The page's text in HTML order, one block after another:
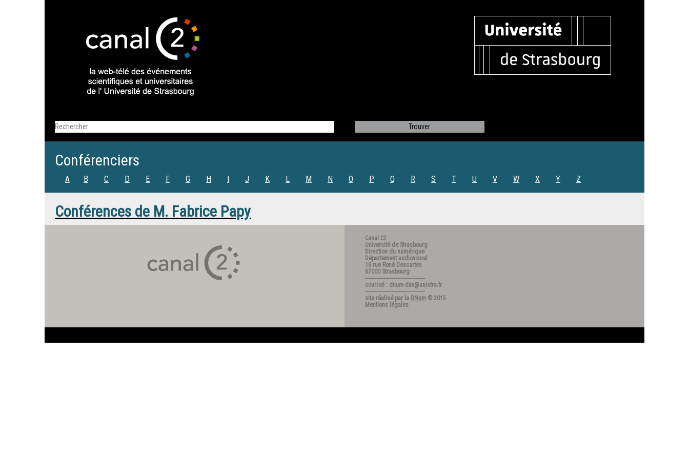
Conférenciers
A B C D E F G H I J K L M N O P Q R S T U V W X Y Z
Conférences de M. Fabrice Papy
Canal C2
Université de Strasbourg
Direction du numérique
Département audiovisuel
16 rue René Descartes
67000 Strasbourg
---------------------------------------
courriel : dnum-dav@unistra.fr
---------------------------------------
site réalisé par la DNum © 2015
Mentions légales